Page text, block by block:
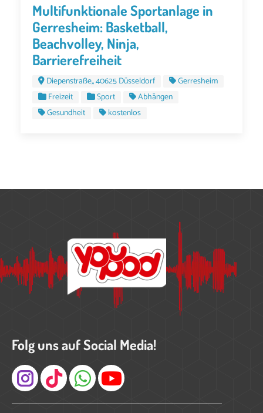
Multifunktionale Sportanlage in
Gerresheim: Basketball,
Beachvolley, Ninja,
Barrierefreiheit
Diepenstraße,, 40625 Düsseldorf
Gerresheim
Freizeit
Sport
Abhängen
Gesundheit
kostenlos
Folg uns auf Social Media!
Instagram